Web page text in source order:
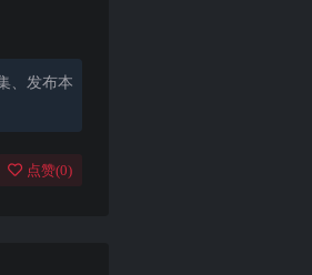
、发布本
点赞(0)